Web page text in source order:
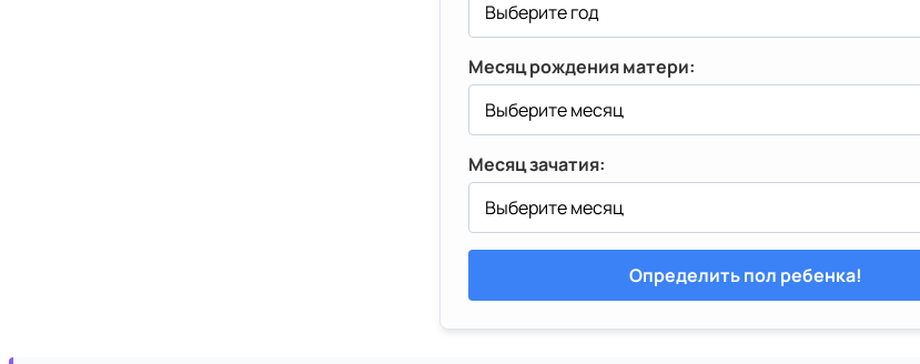
Месяц рождения матери:
Месяц зачатия:
Определить пол ребенка!